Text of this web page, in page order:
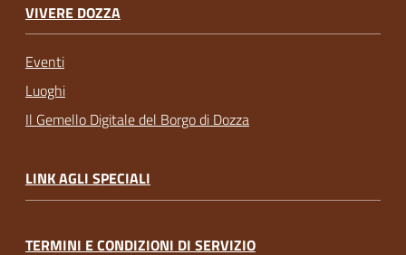
VIVERE DOZZA
Eventi
Luoghi
Il Gemello Digitale del Borgo di Dozza
LINK AGLI SPECIALI
TERMINI E CONDIZIONI DI SERVIZIO